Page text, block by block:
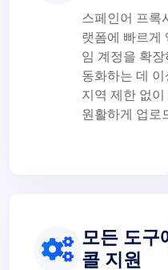
스페인어 프록
랫폼에 빠르게
임 계정을 확
동화하는 데
지역 제한 없
원활하게 업로
모든 도구
콜 지원